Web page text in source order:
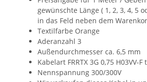
gewünschte Länge ( 1, 2, 3, 4, 5
in das Feld neben dem
Textilfarbe Orange
Aderanzahl 3
Außendurchmesser ca. 6,5 mm
Kabelart FRRTX 3G 0,75 H03VV-
Nennspannung 300/300V